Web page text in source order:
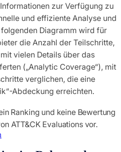
zur Verfügung zu
und effiziente Analyse und
Diagramm wird für
die Anzahl der Teilschritte,
vielen Details über das
(„Analytic Coverage“), mit
verglichen, die eine
Abdeckung erreichten.
Ranking und keine Bewertung
ATT&CK Evaluations vor.